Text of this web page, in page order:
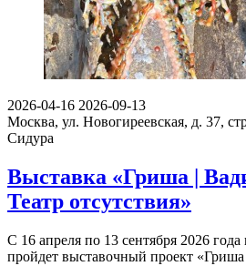
2026-04-16 2026-09-13
Москва, ул. Новогиреевская, д. 37,
Сидура
Выставка «Гриша |
Театр отсутствия»
С 16 апреля по 13 сентября 2026
пройдет выставочный проект